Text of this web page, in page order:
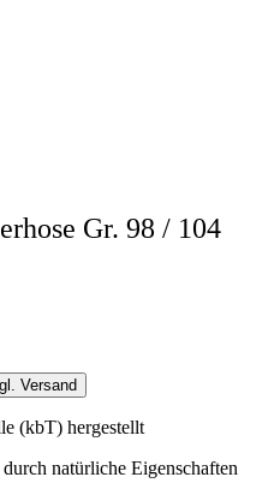
Gr. 98 / 104
Versand
(kbT) hergestellt
natürliche Eigenschaften